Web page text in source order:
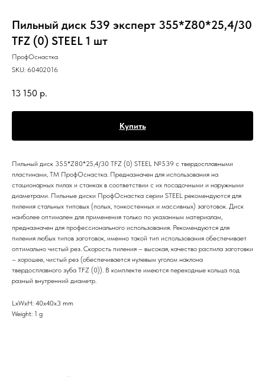
Пильный диск 539 эксперт 355*Z80*25,4/30
TFZ (0) STEEL 1 шт
ПрофОснастка
SKU: 60402016
13 150 р.
Купить
Пильный диск 355*Z80*25,4/30 TFZ (0) STEEL №539 с твердосплавными
пластинами, ТМ ПрофОснастка. Предназначен для использования на
стационарных пилах и станках в соответствии с их посадочными и наружными
диаметрами. Пильные диски ПрофОснастка серии STEEL рекомендуются для
пиления стальных типовых (полых, тонкостенных и массивных) заготовок. Диск
наиболее оптимален для применения только по указанным материалам,
предназначен для профессионального использования. Рекомендуются для
пиления любых типов заготовок, именно такой тип использования обеспечивает
оптимально чистый рез. Скорость пиления – высокая, качество распила заготовки
– хорошее, чистый рез (обеспечивается нулевым уголом наклона
твердосплавного зуба TFZ (0)). В комплекте имеются переходные кольца под
разный внутренний диаметр.
LxWxH: 40x40x3 mm
Weight: 1 g